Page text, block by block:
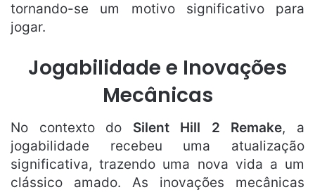
tornando-se um motivo significativo para
jogar.
Jogabilidade e Inovações
Mecânicas
No contexto do Silent Hill 2 Remake, a
jogabilidade recebeu uma atualização
significativa, trazendo uma nova vida a um
clássico amado. As inovações mecânicas